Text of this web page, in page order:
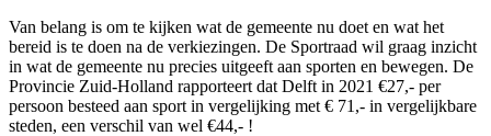
Van belang is om te kijken wat de gemeente nu doet en wat het
bereid is te doen na de verkiezingen. De Sportraad wil graag inzicht
in wat de gemeente nu precies uitgeeft aan sporten en bewegen. De
Provincie Zuid-Holland rapporteert dat Delft in 2021 €27,- per
persoon besteed aan sport in vergelijking met € 71,- in vergelijkbare
steden, een verschil van wel €44,- !